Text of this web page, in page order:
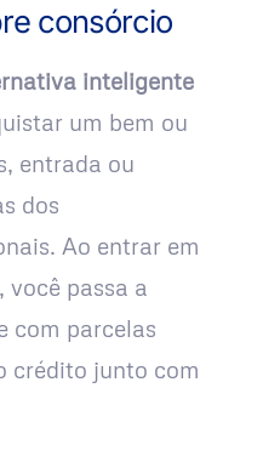
consórcio
inteligente
um bem ou
entrada ou
dos
Ao entrar em
você passa a
com parcelas
crédito junto com